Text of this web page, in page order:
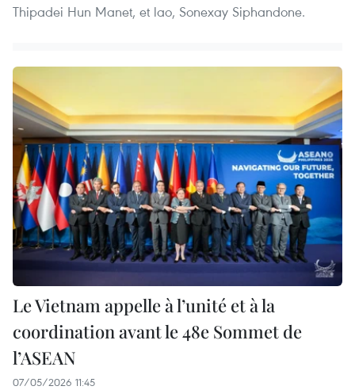
Thipadei Hun Manet, et lao, Sonexay Siphandone.
Le Vietnam appelle à l’unité et à la
coordination avant le 48e Sommet de
l’ASEAN
07/05/2026 11:45